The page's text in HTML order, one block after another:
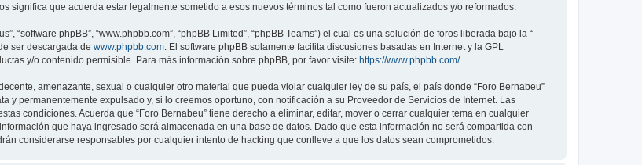
significa que acuerda estar legalmente sometido a esos nuevos términos tal como fueron actualizados y/o reformados.
“software phpBB”, “www.phpbb.com”, “phpBB Limited”, “phpBB Teams”) el cual es una solución de foros liberada bajo la “
ser descargada de www.phpbb.com. El software phpBB solamente facilita discusiones basadas en Internet y la GPL
y/o contenido permisible. Para más información sobre phpBB, por favor visite: https://www.phpbb.com/.
amenazante, sexual o cualquier otro material que pueda violar cualquier ley de su país, el país donde “Foro Bernabeu”
y permanentemente expulsado y, si lo creemos oportuno, con notificación a su Proveedor de Servicios de Internet. Las
condiciones. Acuerda que “Foro Bernabeu” tiene derecho a eliminar, editar, mover o cerrar cualquier tema en cualquier
que haya ingresado será almacenada en una base de datos. Dado que esta información no será compartida con
considerarse responsables por cualquier intento de hacking que conlleve a que los datos sean comprometidos.